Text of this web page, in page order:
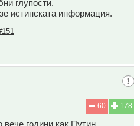
глупости.
истинската информация.
178
60
години,как Путин